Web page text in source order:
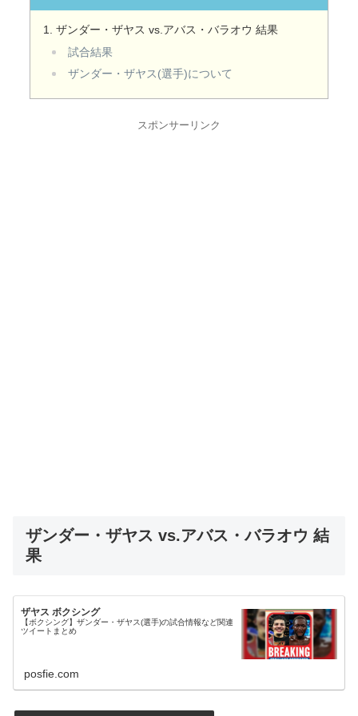
ザンダー・ザヤス vs.アバス・バラオウ 結果
試合結果
ザンダー・ザヤス(選手)について
スポンサーリンク
ザンダー・ザヤス vs.アバス・バラオウ 結
果
ザヤス ボクシング
【ボクシング】ザンダー・ザヤス(選手)の試合情報など関連
ツイートまとめ
posfie.com